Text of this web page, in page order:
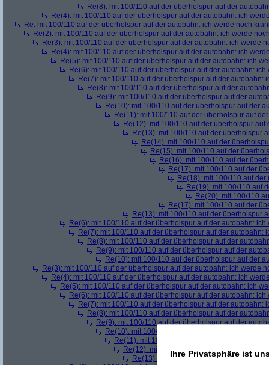
Re(8): mit 100/110 auf der überholspur auf der
Re(4): mit 100/110 auf der überholspur auf der autobahn: ich
Re: mit 100/110 auf der überholspur auf der autobahn: ich werde noch
Re(2): mit 100/110 auf der überholspur auf der autobahn: ich werde
Re(3): mit 100/110 auf der überholspur auf der autobahn: ich werde
Re(4): mit 100/110 auf der überholspur auf der autobahn: ich
Re(5): mit 100/110 auf der überholspur auf der autobahn: ich
Re(6): mit 100/110 auf der überholspur auf der autobahn:
Re(7): mit 100/110 auf der überholspur auf der autobahn:
Re(8): mit 100/110 auf der überholspur auf der
Re(9): mit 100/110 auf der überholspur auf der
Re(10): mit 100/110 auf der überholspur auf der
Re(11): mit 100/110 auf der überholspur auf
Re(12): mit 100/110 auf der überholspur
Re(13): mit 100/110 auf der überholspur
Re(14): mit 100/110 auf der
Re(15): mit 100/110 auf der
Re(16): mit 100/110 auf der
Re(17): mit 100/110 auf der
Re(18): mit 100/110 auf
Re(19): mit 100/110 auf
Re(20): mit 100/110
Re(17): mit 100/110 auf der
Re(13): mit 100/110 auf der überholspur
Re(6): mit 100/110 auf der überholspur auf der autobahn:
Re(7): mit 100/110 auf der überholspur auf der autobahn:
Re(8): mit 100/110 auf der überholspur auf der
Re(9): mit 100/110 auf der überholspur auf der
Re(10): mit 100/110 auf der überholspur auf der
Re(3): mit 100/110 auf der überholspur auf der autobahn: ich werde
Re(4): mit 100/110 auf der überholspur auf der autobahn: ich
Re(5): mit 100/110 auf der überholspur auf der autobahn: ich
Re(6): mit 100/110 auf der überholspur auf der autobahn:
Re(7): mit 100/110 auf der überholspur auf der autobahn:
Re(8): mit 100/110 auf der überholspur auf der
Re(9): mit 100/110 auf der überholspur auf der
Re(10): mit 100/110 auf der überholspur auf der
Re(11): mit 100/110 auf der überholspur auf
Re(12): mit 100/110 auf der überholspur
Re(13): mit 100/110 auf der überholspur
Ihre Privatsphäre ist